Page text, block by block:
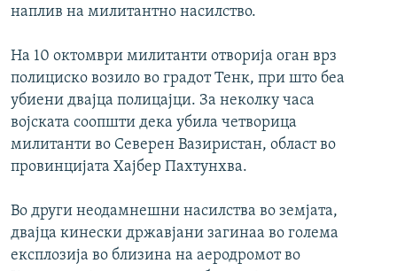
наплив на милитантно насилство.
На 10 октомври милитанти отворија оган врз
полициско возило во градот Тенк, при што беа
убиени двајца полицајци. За неколку часа
војската соопшти дека убила четворица
милитанти во Северен Вазиристан, област во
провинцијата Хајбер Пахтунхва.
Во други неодамнешни насилства во земјата,
двајца кинески државјани загинаа во голема
експлозија во близина на аеродромот во